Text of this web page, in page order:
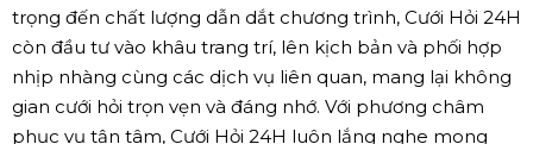
trọng đến chất lượng dẫn dắt chương trình, Cưới Hỏi 24H
còn đầu tư vào khâu trang trí, lên kịch bản và phối hợp
nhịp nhàng cùng các dịch vụ liên quan, mang lại không
gian cưới hỏi trọn vẹn và đáng nhớ. Với phương châm
phục vụ tận tâm, Cưới Hỏi 24H luôn lắng nghe mong